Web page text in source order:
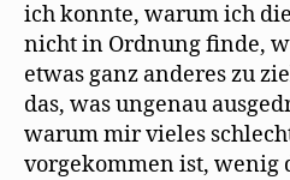
ich konnte, warum ich
nicht in Ordnung finde,
etwas ganz anderes zu
das, was ungenau
warum mir vieles
vorgekommen ist, wenig